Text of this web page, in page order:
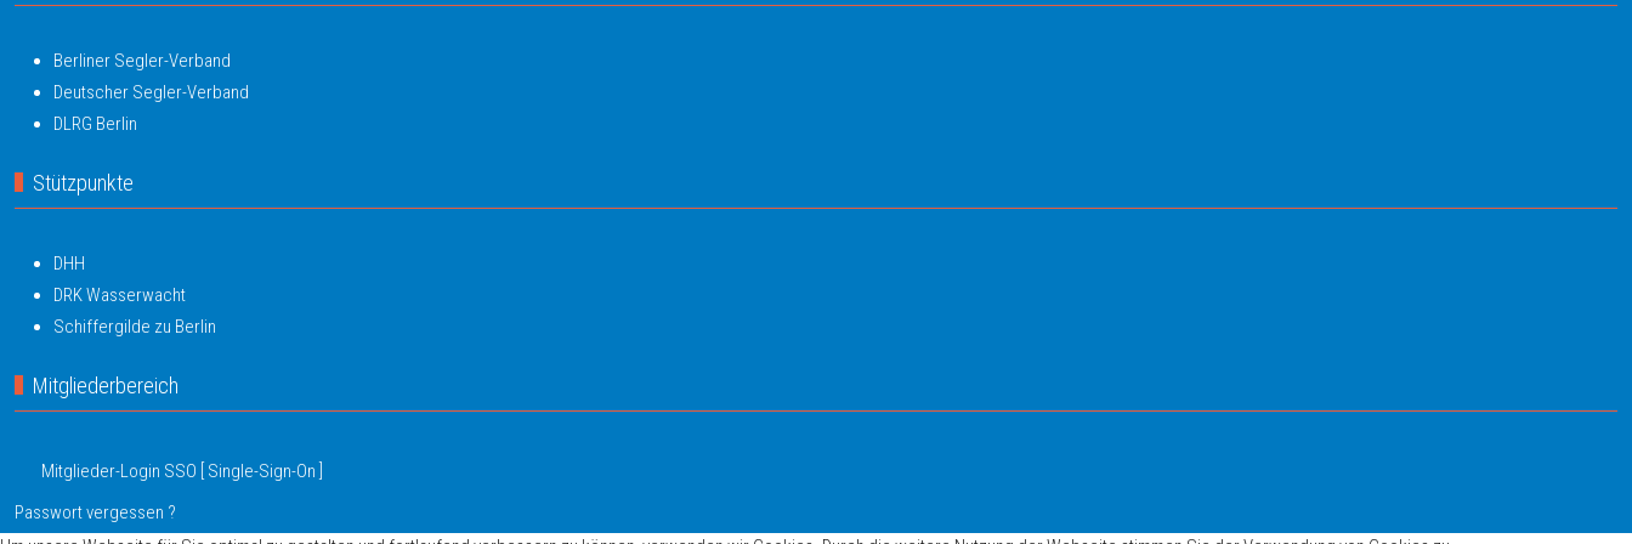
Berliner Segler-Verband
Deutscher Segler-Verband
DLRG Berlin
Stützpunkte
DHH
DRK Wasserwacht
Schiffergilde zu Berlin
Mitgliederbereich
Mitglieder-Login SSO [ Single-Sign-On ]
Passwort vergessen ?